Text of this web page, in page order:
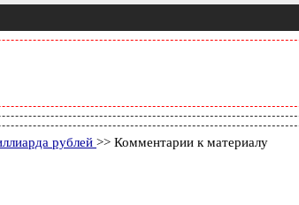
рублей >> Комментарии к материалу